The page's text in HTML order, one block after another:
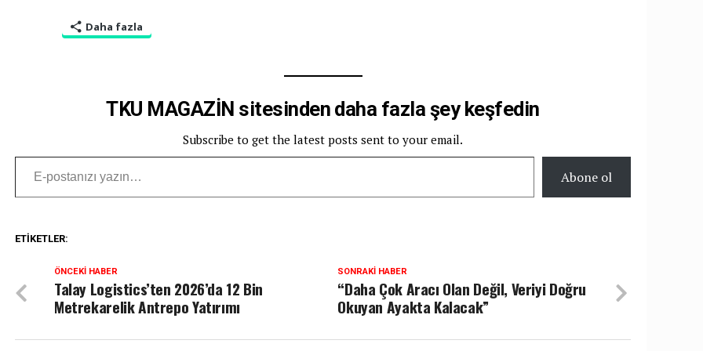
Daha fazla
TKU MAGAZİN sitesinden daha fazla şey keşfedin
Subscribe to get the latest posts sent to your email.
E-postanızı yazın…
Abone ol
ETIKETLER:
SONRAKI HABER
“Daha Çok Aracı Olan Değil, Veriyi Doğru
Okuyan Ayakta Kalacak”
ÖNCEKI HABER
Talay Logistics’ten 2026’da 12 Bin
Metrekarelik Antrepo Yatırımı